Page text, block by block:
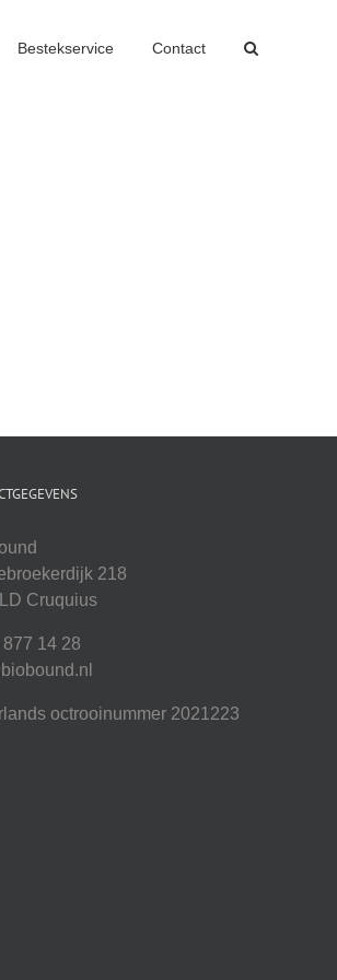
Bestekservice Contact
218
Cruquius
14 28
octrooinummer 2021223